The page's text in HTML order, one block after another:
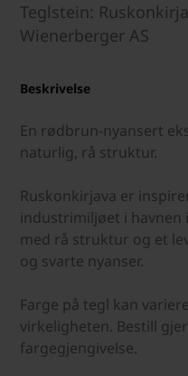
Teglstein:
Wienerberger AS
Beskrivelse
En rødbrun-nyansert
naturlig, rå struktur.
Ruskonkirjava er
industrimiljøet i havnen
med rå struktur og et
og svarte nyanser.
Farge på tegl kan
virkeligheten. Bestill
fargegjengivelse.